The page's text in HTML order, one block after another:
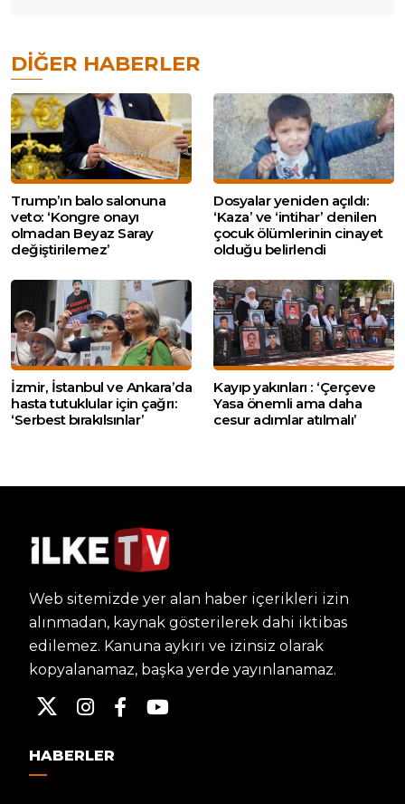
DIĞER HABERLER
Trump’ın balo salonuna
veto: ‘Kongre onayı
olmadan Beyaz Saray
değiştirilemez’
Dosyalar yeniden açıldı:
‘Kaza’ ve ‘intihar’ denilen
çocuk ölümlerinin cinayet
olduğu belirlendi
İzmir, İstanbul ve Ankara’da
hasta tutuklular için çağrı:
‘Serbest bırakılsınlar’
Kayıp yakınları : ‘Çerçeve
Yasa önemli ama daha
cesur adımlar atılmalı’
Web sitemizde yer alan haber içerikleri izin
alınmadan, kaynak gösterilerek dahi iktibas
edilemez. Kanuna aykırı ve izinsiz olarak
kopyalanamaz, başka yerde yayınlanamaz.
HABERLER